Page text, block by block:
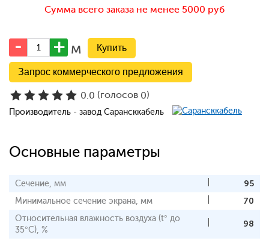
Сумма всего заказа не менее 5000 руб
м
Запрос коммерческого предложения
0.0 (голосов 0)
Производитель - завод Сарансккабель
Основные параметры
Сечение, мм
95
Минимальное сечение экрана, мм
70
Относительная влажность воздуха (t° до
35°С), %
98